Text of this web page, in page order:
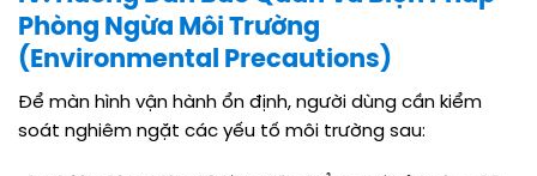
Phòng Ngừa Môi Trường
(Environmental Precautions)
Để màn hình vận hành ổn định, người dùng cần kiểm
soát nghiêm ngặt các yếu tố môi trường sau: